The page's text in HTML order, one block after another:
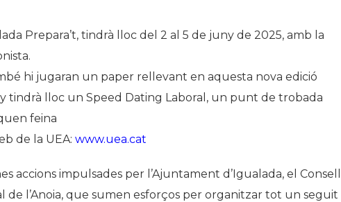
Prepara’t, tindrà lloc del 2 al 5 de juny de 2025, amb la
hi jugaran un paper rellevant en aquesta nova edició
tindrà lloc un Speed Dating Laboral, un punt de trobada
feina
de la UEA: www.uea.cat
accions impulsades per l’Ajuntament d’Igualada, el Consell
de l’Anoia, que sumen esforços per organitzar tot un seguit